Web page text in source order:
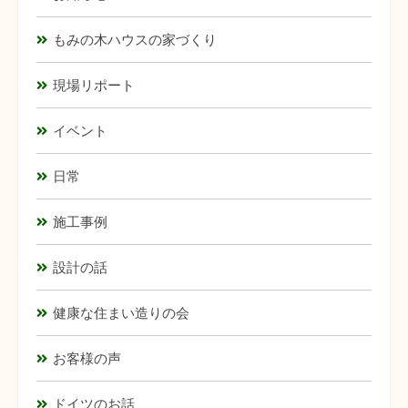
もみの木ハウスの家づくり
現場リポート
イベント
日常
施工事例
設計の話
健康な住まい造りの会
お客様の声
ドイツのお話